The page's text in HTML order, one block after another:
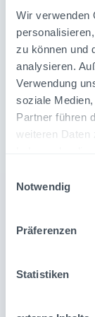
Wir verwenden
zu können und
analysieren.
Verwendung
soziale
Partner führen
weiteren Daten
Notwendig
Präferenzen
Statistiken